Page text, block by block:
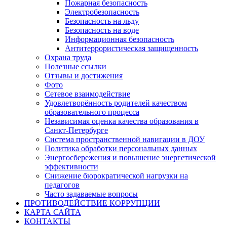
Пожарная безопасность
Электробезопасность
Безопасность на льду
Безопасность на воде
Информационная безопасность
Антитеррористическая защищенность
Охрана труда
Полезные ссылки
Отзывы и достижения
Фото
Сетевое взаимодействие
Удовлетворённость родителей качеством
образовательного процесса
Независимая оценка качества образования в
Санкт-Петербурге
Система пространственной навигации в ДОУ
Политика обработки персональных данных
Энергосбережения и повышение энергетической
эффективности
Снижение бюрократической нагрузки на
педагогов
Часто задаваемые вопросы
ПРОТИВОДЕЙСТВИЕ КОРРУПЦИИ
КАРТА САЙТА
КОНТАКТЫ